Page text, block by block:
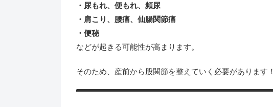
・尿もれ、便もれ、頻尿
・肩こり、腰痛、仙腸関節痛
・便秘
などが起きる可能性が高まります。
そのため、産前から股関節を整えていく必要があります！